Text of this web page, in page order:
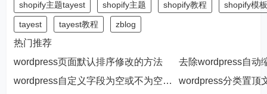
shopify主题tayest shopify主题 shopify教程 shopify模
tayest tayest教程 zblog
热门推荐
wordpress页面默认排序修改的方法
wordpress自定义字段为空或不为空判断
wordpress分类置顶